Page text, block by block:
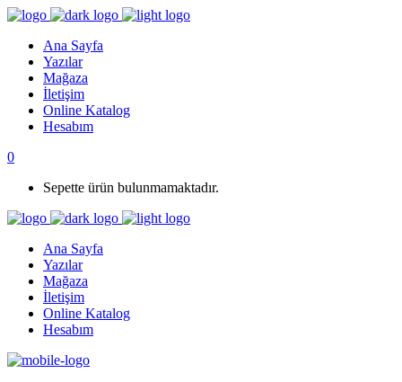
Ana Sayfa
Yazılar
Mağaza
İletişim
Online Katalog
Hesabım
0
Sepette ürün bulunmamaktadır.
Ana Sayfa
Yazılar
Mağaza
İletişim
Online Katalog
Hesabım